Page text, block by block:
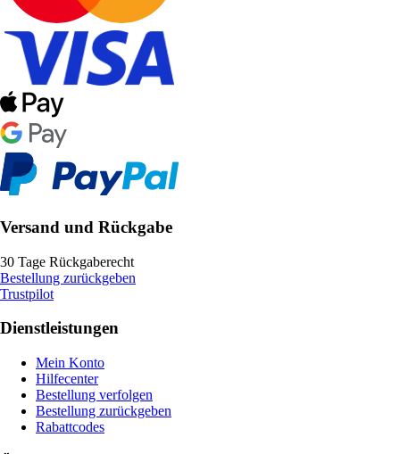
Versand und Rückgabe
30 Tage Rückgaberecht
Bestellung zurückgeben
Trustpilot
Dienstleistungen
Mein Konto
Hilfecenter
Bestellung verfolgen
Bestellung zurückgeben
Rabattcodes